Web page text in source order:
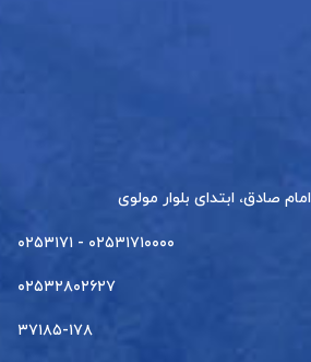
صادق، ابتدای بلوار مولوی
۰۲۵۳۱۷۱۰۰۰۰ - ۰۲۵۳۱۷۱
۰۲۵۳۲۸۰۲۶۲۷
۳۷۱۸۵-۱۷۸